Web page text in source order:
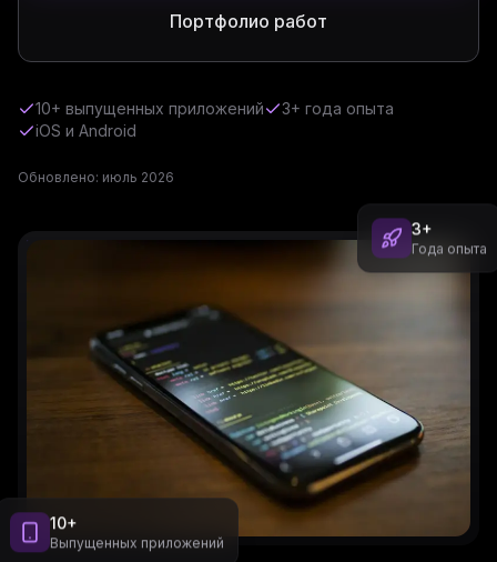
Портфолио работ
10+ выпущенных приложений
3+ года опыта
iOS и Android
Обновлено: июль 2026
10+
Выпущенных приложений
3+
Года опыта